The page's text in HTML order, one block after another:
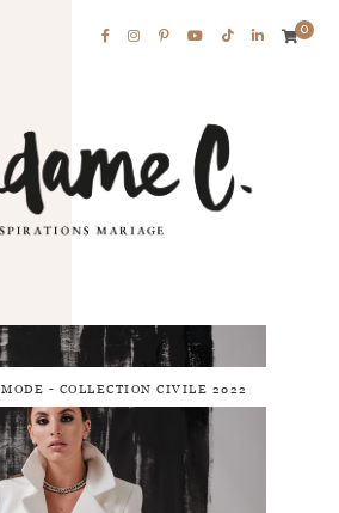
0
MODE - COLLECTION CIVILE 2022